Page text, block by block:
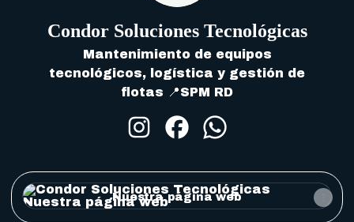
Condor Soluciones Tecnológicas
Mantenimiento de equipos
tecnológicos, logística y gestión de
flotas 📍SPM RD
Nuestra página web
Nuestra página web